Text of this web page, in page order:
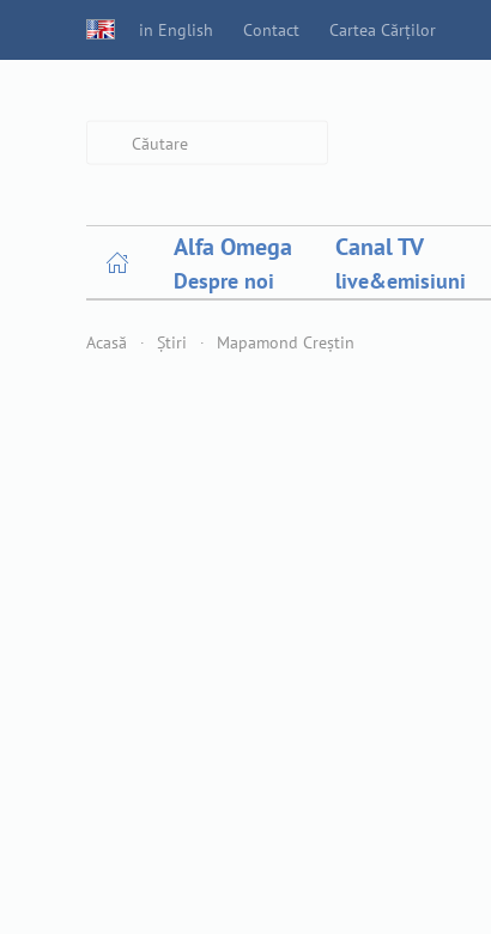
in English Contact Cartea Cărților
Alfa Omega
Despre noi
Canal TV
live&emisiuni
Acasă Știri Mapamond Creștin